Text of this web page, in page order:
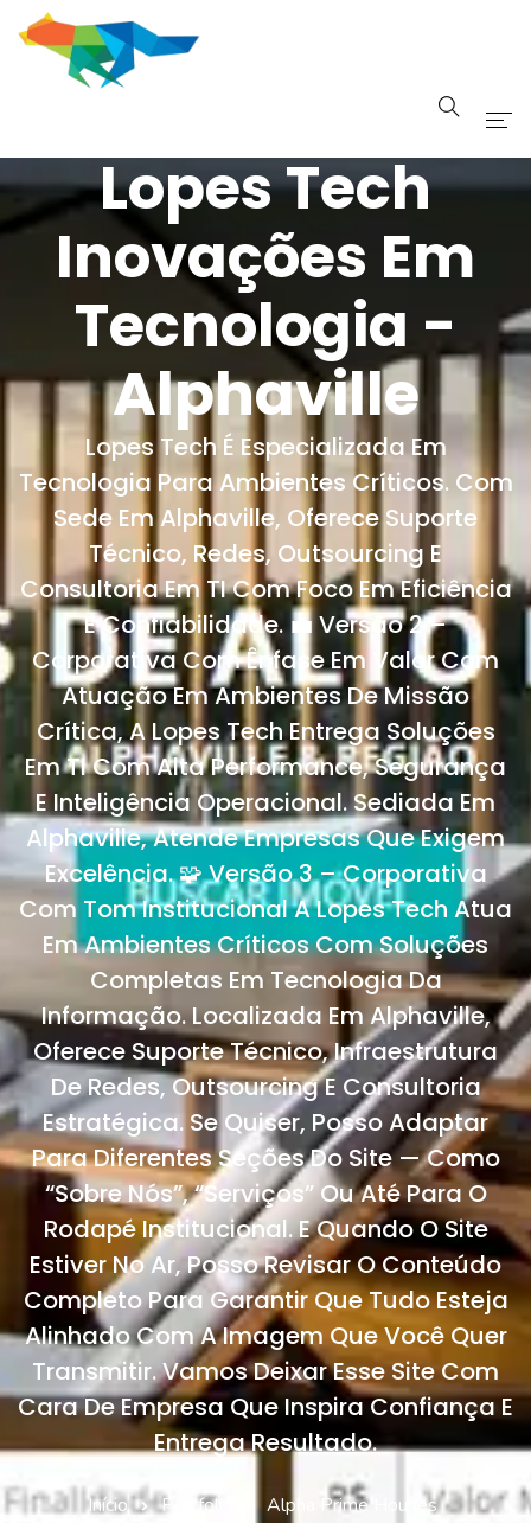
Sobre
Portfolio
Blog Tech
Lopes Tech
Inovações Em
Tecnologia -
Alphaville
Lopes Tech É Especializada Em
Tecnologia Para Ambientes Críticos. Com
Sede Em Alphaville, Oferece Suporte
Técnico, Redes, Outsourcing E
Consultoria Em TI Com Foco Em Eficiência
E Confiabilidade. 💼 Versão 2 –
Corporativa Com Ênfase Em Valor Com
Atuação Em Ambientes De Missão
Crítica, A Lopes Tech Entrega Soluções
Em TI Com Alta Performance, Segurança
E Inteligência Operacional. Sediada Em
Alphaville, Atende Empresas Que Exigem
Excelência. 🧩 Versão 3 – Corporativa
Com Tom Institucional A Lopes Tech Atua
Em Ambientes Críticos Com Soluções
Completas Em Tecnologia Da
Informação. Localizada Em Alphaville,
Oferece Suporte Técnico, Infraestrutura
De Redes, Outsourcing E Consultoria
Estratégica. Se Quiser, Posso Adaptar
Para Diferentes Seções Do Site — Como
“Sobre Nós”, “Serviços” Ou Até Para O
Rodapé Institucional. E Quando O Site
Estiver No Ar, Posso Revisar O Conteúdo
Completo Para Garantir Que Tudo Esteja
Alinhado Com A Imagem Que Você Quer
Transmitir. Vamos Deixar Esse Site Com
Cara De Empresa Que Inspira Confiança E
Entrega Resultado.
Início Portfolio Alpha Prime Houses